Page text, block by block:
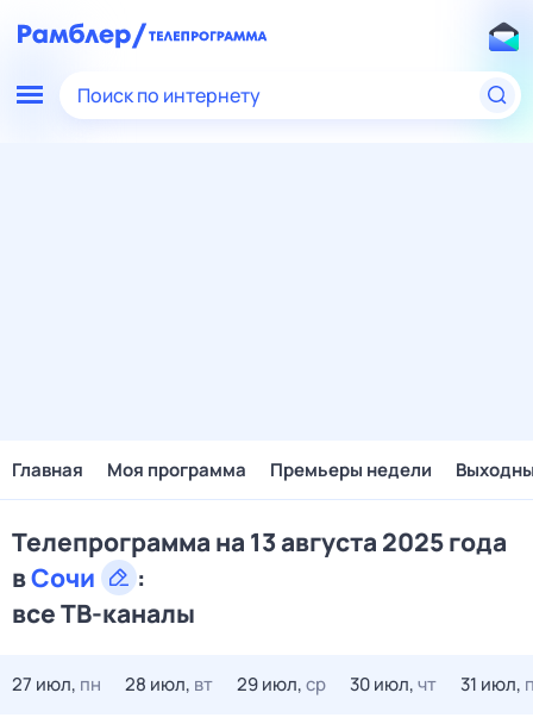
Поиск по интернету
Главная Моя программа Премьеры недели
Телепрограмма на 13 августа 2025 года
вСочи
:
все ТВ-каналы
27 июл, пн 28 июл, вт 29 июл,ср 30 июл,чт 31 июл,